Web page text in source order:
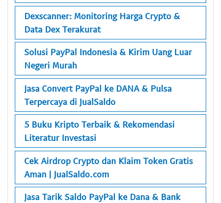
Dexscanner: Monitoring Harga Crypto &
Data Dex Terakurat
Solusi PayPal Indonesia & Kirim Uang Luar
Negeri Murah
Jasa Convert PayPal ke DANA & Pulsa
Terpercaya di JualSaldo
5 Buku Kripto Terbaik & Rekomendasi
Literatur Investasi
Cek Airdrop Crypto dan Klaim Token Gratis
Aman | JualSaldo.com
Jasa Tarik Saldo PayPal ke Dana & Bank